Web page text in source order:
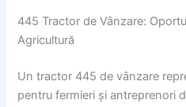
445 Tractor de Vânzare:
Agricultură
Un tractor 445 de vânzare
pentru fermieri și antreprenori